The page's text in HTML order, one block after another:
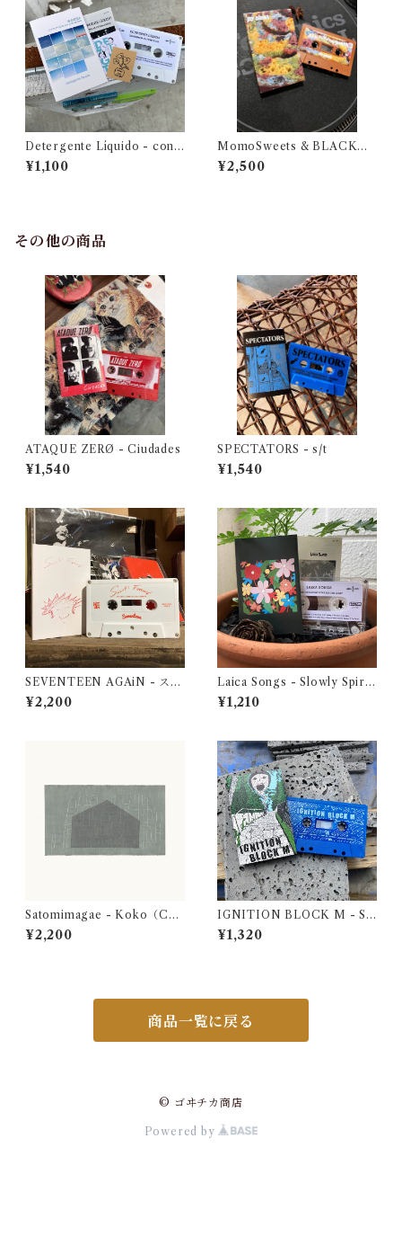
Detergente Líquido - cont
umacia en primavera
¥1,100
MomoSweets & BLACKM
UFFIN LOVERS (SIDE M&
N) Selected & Mixed by DJ
¥2,500
その他の商品
ATAQUE ZERØ - Ciudades
¥1,540
SPECTATORS - s/t
¥1,540
SEVENTEEN AGAiN - スズ
キフォーエバー
¥2,200
Laica Songs - Slowly Spiral
ing Towards the Light
¥1,210
Satomimagae - Koko（C
D）
¥2,200
IGNITION BLOCK M - S/
T Demo
¥1,320
商品一覧に戻る
© ゴヰチカ商店
Powered by